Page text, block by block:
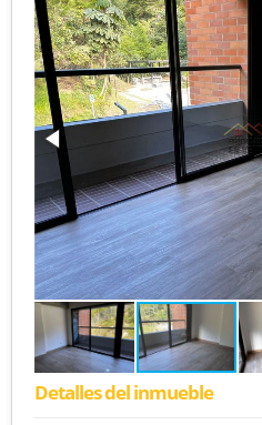
Detalles del inmueble